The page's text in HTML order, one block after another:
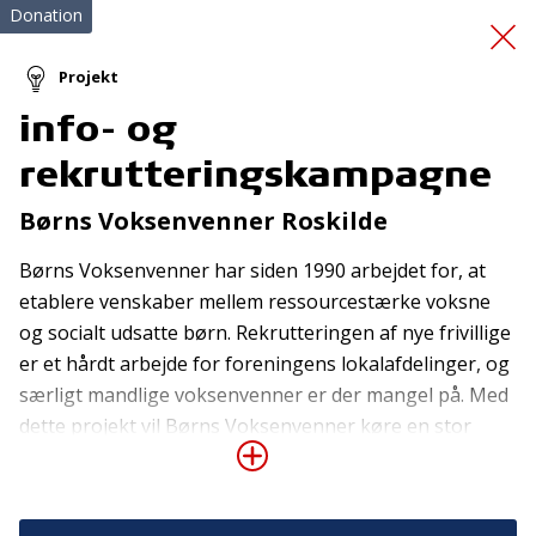
Familier med børn med
autisme
Donation
Projekt
info- og
rekrutteringskampagne
Børns Voksenvenner Roskilde
Børns Voksenvenner har siden 1990 arbejdet for, at
etablere venskaber mellem ressourcestærke voksne
og socialt udsatte børn. Rekrutteringen af nye frivillige
er et hårdt arbejde for foreningens lokalafdelinger, og
særligt mandlige voksenvenner er der mangel på. Med
dette projekt vil Børns Voksenvenner køre en stor
reklamekampagne, hvor der i hvert lokalområde vil
events vil der være en fælles annonceringskampagne i
Tilmeld nyhedsbrev
De seneste nyheder om TrygFondens og TryghedsGruppens